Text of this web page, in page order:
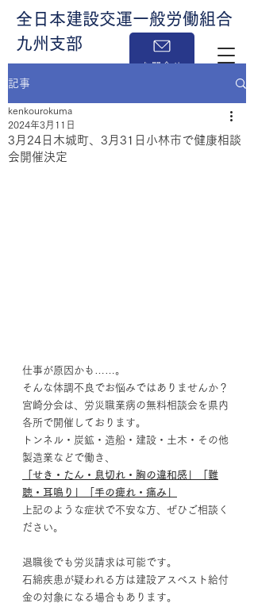
全日本建設交運一般労働組合
九州支部
お問合せ
記事
3月24日木城町、3月31日小林市で健康相談
会開催決定
kenkourokuma
2024年3月11日
仕事が原因かも……。
そんな体調不良でお悩みではありませんか？
宮崎分会は、労災職業病の無料相談会を県内
各所で開催しております。
トンネル・炭鉱・造船・建設・土木・その他
製造業などで働き、
「せき・たん・息切れ・胸の違和感」「難
聴・耳鳴り」「手の痺れ・痛み」
上記のような症状で不安な方、ぜひご相談く
ださい。
退職後でも労災請求は可能です。
石綿疾患が疑われる方は建設アスベスト給付
金の対象になる場合もあります。